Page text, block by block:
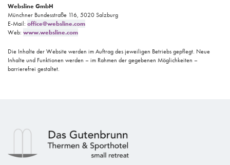
Websline GmbH
Münchner Bundesstraße 116, 5020 Salzburg
E-Mail: office@websline.com
Web: www.websline.com
Die Inhalte der Website werden im Auftrag des jeweiligen Betriebs gepflegt. Neue
Inhalte und Funktionen werden – im Rahmen der gegebenen Möglichkeiten –
barrierefrei gestaltet.